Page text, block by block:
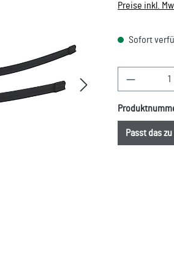
Preise inkl.
Sofort
Produkt
Passt das